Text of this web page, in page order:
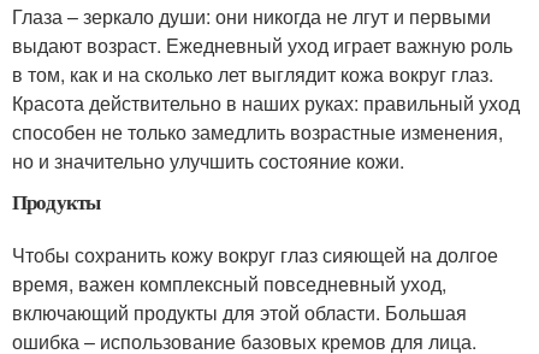
Глаза – зеркало души: они никогда не лгут и первыми
выдают возраст. Ежедневный уход играет важную роль
в том, как и на сколько лет выглядит кожа вокруг глаз.
Красота действительно в наших руках: правильный уход
способен не только замедлить возрастные изменения,
но и значительно улучшить состояние кожи.
Продукты
Чтобы сохранить кожу вокруг глаз сияющей на долгое
время, важен комплексный повседневный уход,
включающий продукты для этой области. Большая
ошибка – использование базовых кремов для лица.